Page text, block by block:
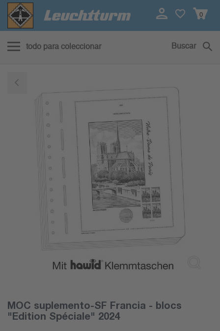
0
todo para coleccionar Buscar
MOC suplemento-SF Francia - blocs
"Edition Spéciale" 2024